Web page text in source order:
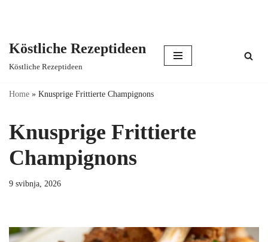
content
Köstliche Rezeptideen
Köstliche Rezeptideen
Home » Knusprige Frittierte Champignons
Knusprige Frittierte
Champignons
9 svibnja, 2026